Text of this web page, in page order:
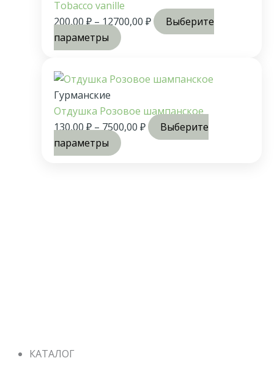
Tobacco vanille
200,00₽–12700,00 ₽
Выберите
параметры
Гурманские
Отдушка Розовое шампанское
130,00₽–7500,00 ₽
Выберите
параметры
КАТАЛОГ